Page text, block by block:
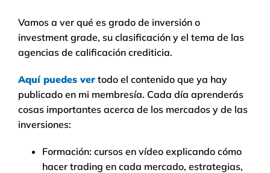
Vamos a ver qué es grado de inversión o
investment grade, su clasificación y el tema de las
agencias de calificación crediticia.
Aquí puedes ver todo el contenido que ya hay
publicado en mi membresía. Cada día aprenderás
cosas importantes acerca de los mercados y de las
inversiones:
Formación: cursos en vídeo explicando cómo
hacer trading en cada mercado, estrategias,